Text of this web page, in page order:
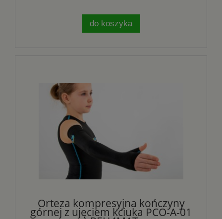
do koszyka
Orteza kompresyjna kończyny
górnej z ujęciem kciuka PCO-A-01